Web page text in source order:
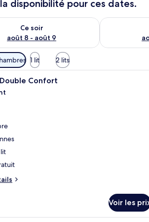
disponibilité pour ces dates.
Ce soir
août 8 - août 9
pour ce soir août 8 - août 9
Vérifier la
1 lit 2 lits
:
Une chambre à coucher
Confort
Voir les